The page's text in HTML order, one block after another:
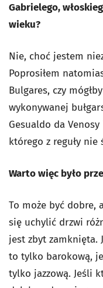
Gabrielego,
wieku?
Nie, choć jestem
Poprosiłem
Bulgares, czy
wykonywanej
Gesualdo da
którego z reguły nie
Warto więc było
To może być dobre,
się uchylić drzwi
jest zbyt zamknięta.
to tylko barokową,
tylko jazzową. Jeśli